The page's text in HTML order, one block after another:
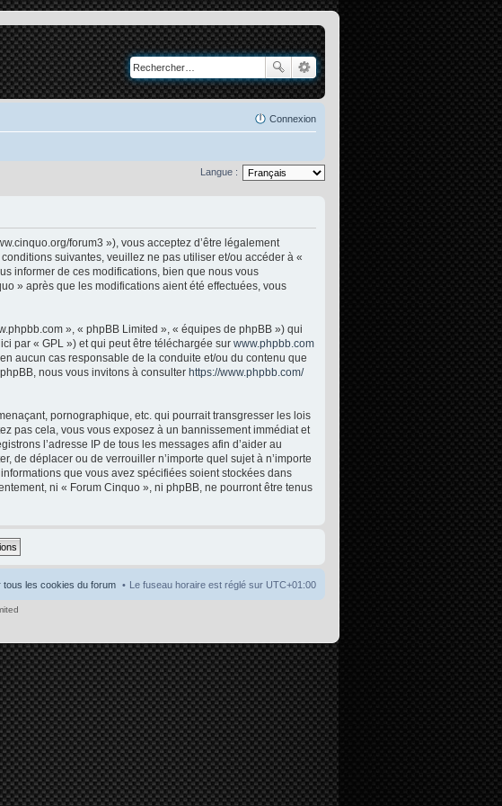
Connexion
Langue :
forum3 »), vous acceptez d’être légalement
suivantes, veuillez ne pas utiliser et/ou accéder à «
informer de ces modifications, bien que nous vous
» après que les modifications aient été effectuées, vous
», « phpBB Limited », « équipes de phpBB ») qui
par « GPL ») et qui peut être téléchargée sur www.phpbb.com
aucun cas responsable de la conduite et/ou du contenu que
nous vous invitons à consulter https://www.phpbb.com/
pornographique, etc. qui pourrait transgresser les lois
pas cela, vous vous exposez à un bannissement immédiat et
l’adresse IP de tous les messages afin d’aider au
de déplacer ou de verrouiller n’importe quel sujet à n’importe
que vous avez spécifiées soient stockées dans
ni « Forum Cinquo », ni phpBB, ne pourront être tenus
Le fuseau horaire est réglé sur UTC+01:00
tous les cookies du forum